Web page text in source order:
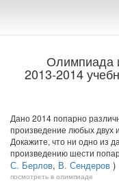
Олимпиада
2013-2014
Дано 2014 попарно
произведение любых двух
Докажите, что ни одно из
произведению шести
С. Берлов, В. Сендеров )
посмотреть в олимпиаде